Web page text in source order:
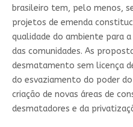
brasileiro tem, pelo menos,
projetos de emenda
qualidade do ambiente para
das comunidades. As
desmatamento sem licença
do esvaziamento do poder
criação de novas áreas de
desmatadores e da